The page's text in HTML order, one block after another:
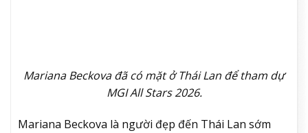
Mariana Beckova đã có mặt ở Thái Lan để tham dự
MGI All Stars 2026.
Mariana Beckova là người đẹp đến Thái Lan sớm